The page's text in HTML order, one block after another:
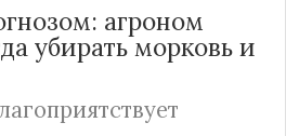
агроном
убирать морковь и